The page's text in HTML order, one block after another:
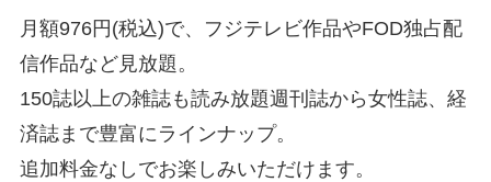
月額976円(税込)で、フジテレビ作品やFOD独占配
信作品など見放題。
150誌以上の雑誌も読み放題週刊誌から女性誌、経
済誌まで豊富にラインナップ。
追加料金なしでお楽しみいただけます。